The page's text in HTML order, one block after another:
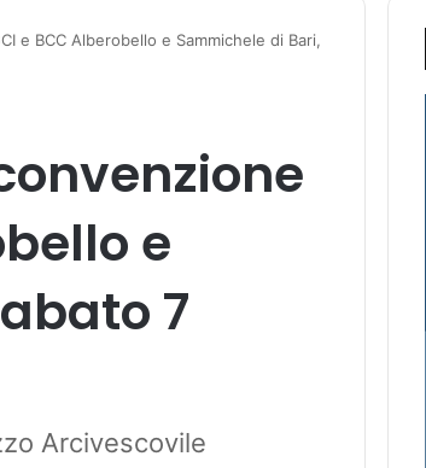
e BCC Alberobello e Sammichele di Bari,
e
7
Arcivescovile